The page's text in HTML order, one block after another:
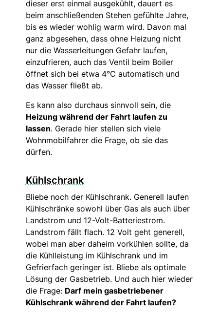
dieser erst einmal ausgekühlt, dauert es
beim anschließenden Stehen gefühlte Jahre,
bis es wieder wohlig warm wird. Davon mal
ganz abgesehen, dass ohne Heizung nicht
nur die Wasserleitungen Gefahr laufen,
einzufrieren, auch das Ventil beim Boiler
öffnet sich bei etwa 4°C automatisch und
das Wasser fließt ab.
Es kann also durchaus sinnvoll sein, die
Heizung während der Fahrt laufen zu
lassen. Gerade hier stellen sich viele
Wohnmobilfahrer die Frage, ob sie das
dürfen.
Kühlschrank
Bliebe noch der Kühlschrank. Generell laufen
Kühlschränke sowohl über Gas als auch über
Landstrom und 12-Volt-Batteriestrom.
Landstrom fällt flach. 12 Volt geht generell,
wobei man aber daheim vorkühlen sollte, da
die Kühlleistung im Kühlschrank und im
Gefrierfach geringer ist. Bliebe als optimale
Lösung der Gasbetrieb. Und auch hier wieder
die Frage: Darf mein gasbetriebener
Kühlschrank während der Fahrt laufen?